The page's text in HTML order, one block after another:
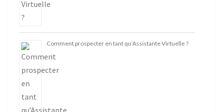
Comment prospecter en tant qu’Assistante Virtuelle ?